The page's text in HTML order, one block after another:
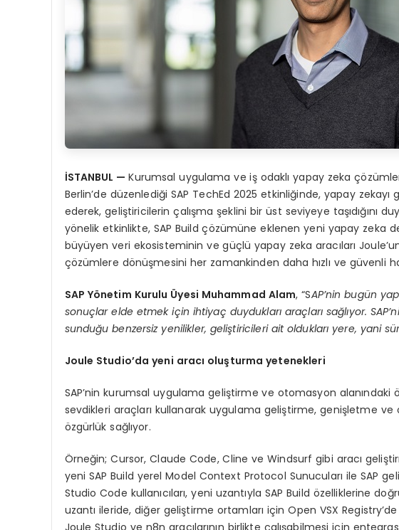
İSTANBUL —Kurumsal uygulama ve iş odaklı yapay zeka
Berlin’de düzenlediği SAP TechEd 2025 etkinliğinde, yapay
ederek, geliştiricilerin çalışma şeklini bir üst seviyeye taşıdığını
yönelik etkinlikte, SAP Build çözümüne eklenen yeni yapay zeka
büyüyen veri ekosisteminin ve güçlü yapay zeka aracıları
çözümlere dönüşmesini her zamankinden daha hızlı ve güvenli
SAP Yönetim Kurulu Üyesi Muhammad Alam, “SAP’nin bugün
sonuçlar elde etmek için ihtiyaç duydukları araçları sağlıyor.
sunduğu benzersiz yenilikler, geliştiricileri ait oldukları yere, yani
Joule Studio’da yeni aracı oluşturma yetenekleri
SAP’nin kurumsal uygulama geliştirme ve otomasyon alanındaki
sevdikleri araçları kullanarak uygulama geliştirme, genişletme
özgürlük sağlıyor.
Örneğin; Cursor, Claude Code, Cline ve Windsurf gibi aracı
yeni SAP Build yerel Model Context Protocol Sunucuları ile SAP
Studio Code kullanıcıları, yeni uzantıyla SAP Build özelliklerine
uzantı ileride, diğer geliştirme ortamları için Open VSX
Joule Studio ve n8n aracılarının birlikte çalışabilmesi için